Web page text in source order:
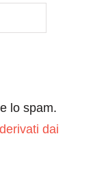
lo spam.
dai